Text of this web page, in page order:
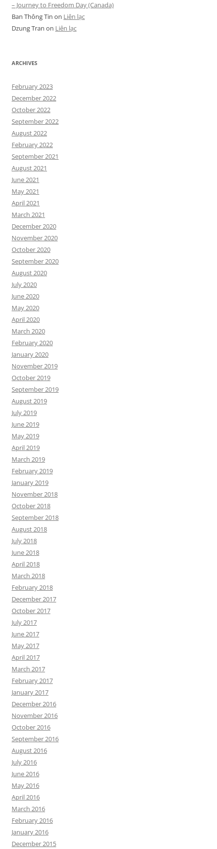
– Journey to Freedom Day (Canada)
Ban Thông Tin on Liên lạc
Dzung Tran on Liên lạc
ARCHIVES
February 2023
December 2022
October 2022
September 2022
August 2022
February 2022
September 2021
August 2021
June 2021
May 2021
April 2021
March 2021
December 2020
November 2020
October 2020
September 2020
August 2020
July 2020
June 2020
May 2020
April 2020
March 2020
February 2020
January 2020
November 2019
October 2019
September 2019
August 2019
July 2019
June 2019
May 2019
April 2019
March 2019
February 2019
January 2019
November 2018
October 2018
September 2018
August 2018
July 2018
June 2018
April 2018
March 2018
February 2018
December 2017
October 2017
July 2017
June 2017
May 2017
April 2017
March 2017
February 2017
January 2017
December 2016
November 2016
October 2016
September 2016
August 2016
July 2016
June 2016
May 2016
April 2016
March 2016
February 2016
January 2016
December 2015